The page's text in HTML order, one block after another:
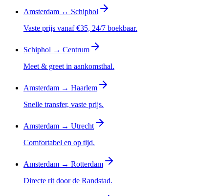
Amsterdam ↔ Schiphol
Vaste prijs vanaf €35, 24/7 boekbaar.
Schiphol → Centrum
Meet & greet in aankomsthal.
Amsterdam → Haarlem
Snelle transfer, vaste prijs.
Amsterdam → Utrecht
Comfortabel en op tijd.
Amsterdam → Rotterdam
Directe rit door de Randstad.